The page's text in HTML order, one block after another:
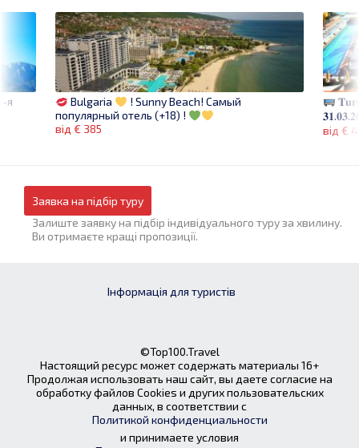
я
від €
Bulgaria
! Sunny Beach! Самый
популярный отель (+18) !
від € 385
Заявка на підбір туру
Залиште заявку на підбір індивідуального туру за хвилину.
Ви отримаєте кращі пропозиції.
Інформація для туристів
©Top100.Travel
Настоящий ресурс может содержать материалы 16+
Продолжая использовать наш сайт, вы даете согласие на
обработку файлов Cookies и других пользовательских
данных, в соответствии с
Политикой конфиденциальности
и принимаете условия